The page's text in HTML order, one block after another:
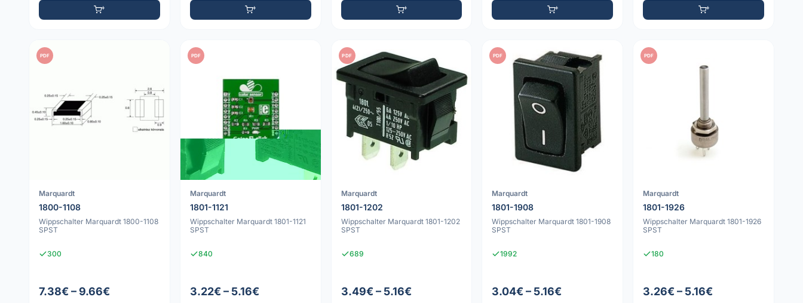
PDF
Marquardt
1800-1108
Wippschalter Marquardt 1800-1108
SPST
300
7.38€ – 9.66€
PDF
Marquardt
1801-1121
Wippschalter Marquardt 1801-1121
SPST
840
3.22€ – 5.16€
PDF
Marquardt
1801-1202
Wippschalter Marquardt 1801-1202
SPST
689
3.49€ – 5.16€
PDF
Marquardt
1801-1908
Wippschalter Marquardt 1801-1908
SPST
1992
3.04€ – 5.16€
PDF
Marquardt
1801-1926
Wippschalter Marquardt 1801-1926
SPST
180
3.26€ – 5.16€